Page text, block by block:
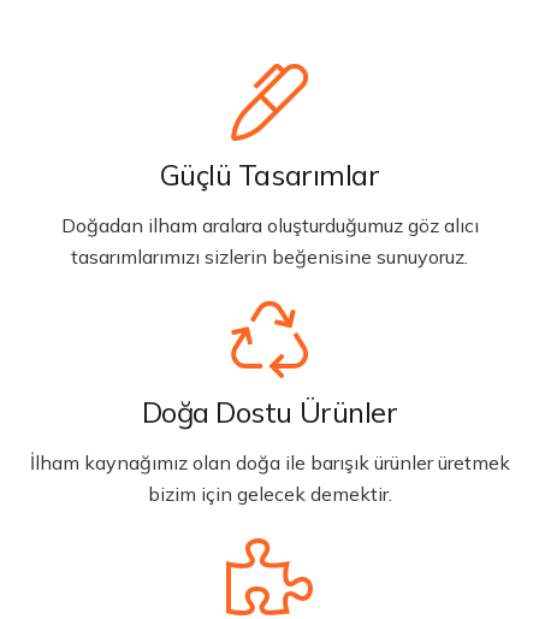
Güçlü Tasarımlar
Doğadan ilham aralara oluşturduğumuz göz alıcı
tasarımlarımızı sizlerin beğenisine sunuyoruz.
Doğa Dostu Ürünler
İlham kaynağımız olan doğa ile barışık ürünler üretmek
bizim için gelecek demektir.